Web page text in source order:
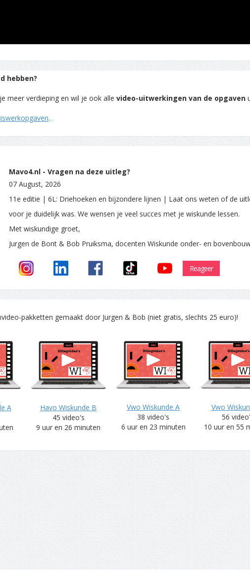
hebben?
meer verdieping en wil je ook alle video-uitwerkingen van de opgaven
...
Mavo4.nl - Vragen na deze uitleg?
07 August, 2026
11e editie | 6L: Driehoeken en bijzondere lijnen | Laat ons weten of de
voor je duidelijk was. We wensen je veel succes met je wiskunde lessen.
Met wiskundige groet,
Jurgen de Bont & Bob Pruiksma, docenten Wiskunde onder- en
Reageer
pakketten gemaakt door Jurgen & Bob (niet gratis, slechts 25 euro)!
A
Havo Wiskunde B
45 video's
9 uur en 26 minuten
Vwo Wiskunde A
38 video's
6 uur en 23 minuten
Vwo
56
10 uur en 55